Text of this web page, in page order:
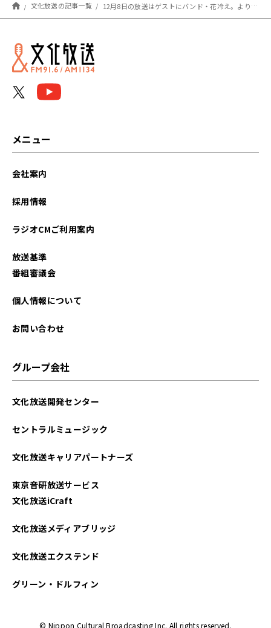
文化放送の記事一覧 12月8日の放送はゲストにバンド・花冷え。より、ユキナさんとマツリさんが登場！公開録音イベントの観覧者募集中！アインシュタイン・山崎紘菜 Heat&Heart!』
メニュー
会社案内
採用情報
ラジオCMご利用案内
放送基準
番組審議会
個人情報について
お問い合わせ
グループ会社
文化放送開発センター
セントラルミュージック
文化放送キャリアパートナーズ
東京音研放送サービス
文化放送iCraft
文化放送メディアブリッジ
文化放送エクステンド
グリーン・ドルフィン
© Nippon Cultural Broadcasting Inc. All rights reserved.